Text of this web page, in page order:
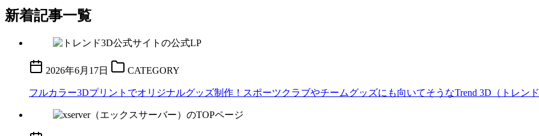
新着記事一覧
2026年6月17日 CATEGORY
フルカラー3Dプリントでオリジナルグッズ制作！スポーツクラブやチームグッズにも向いてそうなTrend 3D（トレン